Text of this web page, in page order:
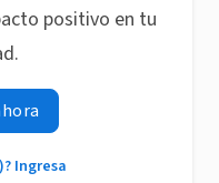
positivo en tu
Ingresa